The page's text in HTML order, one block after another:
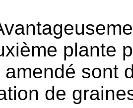
plante
amendé sont
de